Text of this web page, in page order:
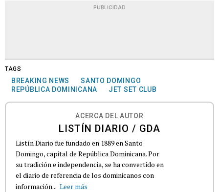
PUBLICIDAD
TAGS
BREAKING NEWS
SANTO DOMINGO
REPÚBLICA DOMINICANA
JET SET CLUB
ACERCA DEL AUTOR
LISTÍN DIARIO / GDA
Listín Diario fue fundado en 1889 en Santo
Domingo, capital de República Dominicana. Por
su tradición e independencia, se ha convertido en
el diario de referencia de los dominicanos con
información... Leer más